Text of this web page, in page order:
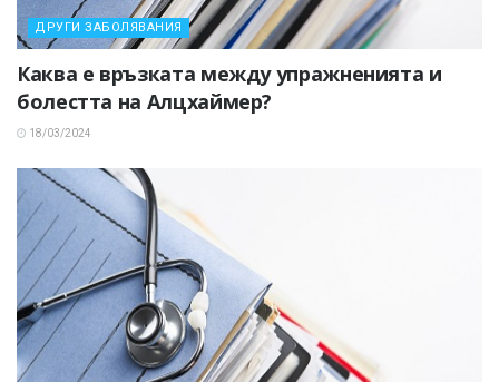
ДРУГИ ЗАБОЛЯВАНИЯ
Каква е връзката между упражненията и
болестта на Алцхаймер?
18/03/2024